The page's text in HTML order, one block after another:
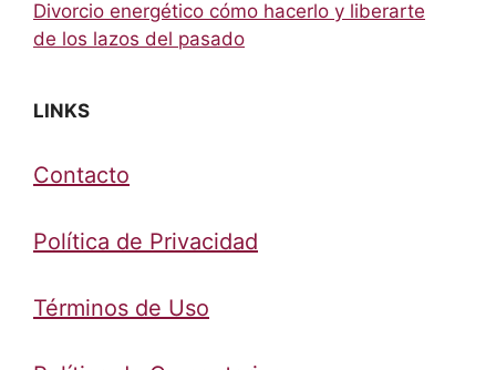
Divorcio energético cómo hacerlo y liberarte
de los lazos del pasado
LINKS
Contacto
Política de Privacidad
Términos de Uso